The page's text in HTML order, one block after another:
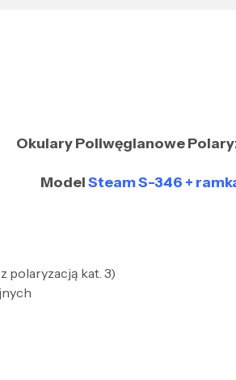
Okulary Poliwęglanowe
ModelSteam S-346 +
polaryzacją kat. 3)